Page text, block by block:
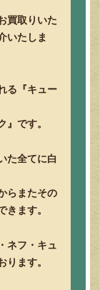
買取りいた
いたしま
る『キュー
』です。
た全てに白
らまたその
きます。
ネフ・キュ
ります。